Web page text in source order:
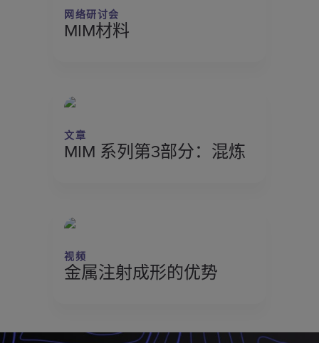
网络研讨会
MIM材料
文章
MIM 系列第3部分：混炼
视频
金属注射成形的优势